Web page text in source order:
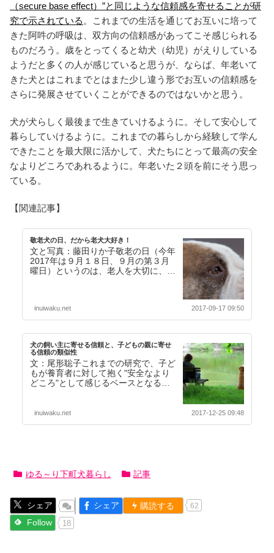
（secure base effect）”と同じような信頼感を寄せることが研
究で示されている 。これまでの生活を通じてお互いに培って
きた阿吽の呼吸は、双方向の信頼感があってこそ感じられる
ものだろう。歳をとってくると幼犬（幼児）がえりしている
ようだと多くの人が感じていると思うが、ならば、年老いて
きた犬とはこれまでとはまた少し違う形でお互いの信頼感を
さらに発展させていくことができるのではないかと思う。
犬が犬らしく最後まで生きていけるように。そして安心して
暮らしていけるように。これまでの暮らしから経験して学ん
できたことを最大限に活かして、犬たちにとって最高の安全
なよりどころであれるように。年老いた２頭を前にそう思っ
ている。
【関連記事】
敬老犬の日、だから老犬大好き！
文と写真：藤田りか子敬老の日（今年
2017年は９月１８日、９月の第３月
曜日）というのは、老人を大切に、そ
inuiwaku.net 2017-09-17 09:50
犬の飼い主に寄せる信頼と、子どもの親に寄せ
る信頼の類似性
文：尾形聡子これまでの研究で、子ど
もが養育者に対して抱く"安全なより
どころ"として感じるベースとなる愛
inuiwaku.net 2017-12-25 09:48
ゆる～り下町犬暮らし 記事
シェア シェア 購読する 62
Follow 18